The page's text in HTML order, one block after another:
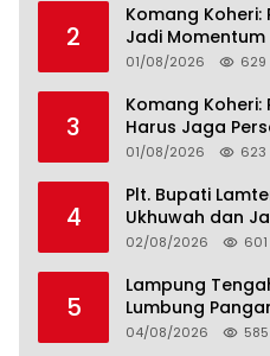
2
Komang
Jadi Momentum
Lampung Tengah
01/08/2026 629
3
Komang
Harus Jaga
Lampung Tengah
01/08/2026 623
4
Plt. Bupati
Ukhuwah dan
02/08/2026 601
5
Lampung
Lumbung
Perkebunan
04/08/2026 585